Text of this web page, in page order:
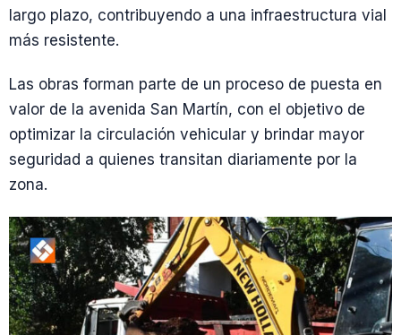
largo plazo, contribuyendo a una infraestructura vial
más resistente.
Las obras forman parte de un proceso de puesta en
valor de la avenida San Martín, con el objetivo de
optimizar la circulación vehicular y brindar mayor
seguridad a quienes transitan diariamente por la
zona.